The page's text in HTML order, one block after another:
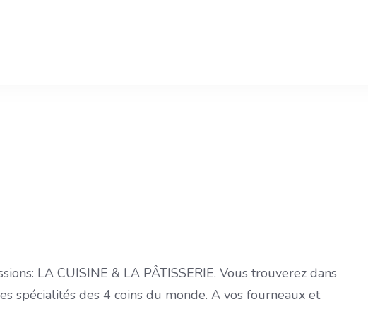
LA CUISINE & LA PÂTISSERIE. Vous trouverez dans
spécialités des 4 coins du monde. A vos fourneaux et